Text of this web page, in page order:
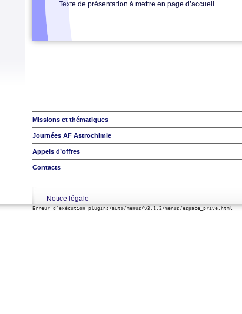
Texte de présentation à mettre en page d’accueil
Missions et thématiques
Journées AF Astrochimie
Appels d’offres
Contacts
Notice légale
Erreur d’exécution plugins/auto/menus/v3.1.2/menus/espace_prive.html